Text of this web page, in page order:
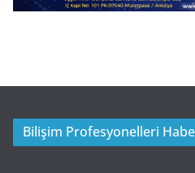
Bilişim Profesyonelleri